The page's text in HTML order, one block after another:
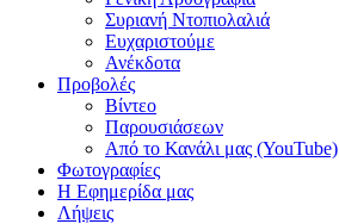
Συριανή Ντοπιολαλιά
Ευχαριστούμε
Ανέκδοτα
Προβολές
Βίντεο
Παρουσιάσεων
Από το Κανάλι μας (YouTube)
Φωτογραφίες
Η Εφημερίδα μας
Λήψεις